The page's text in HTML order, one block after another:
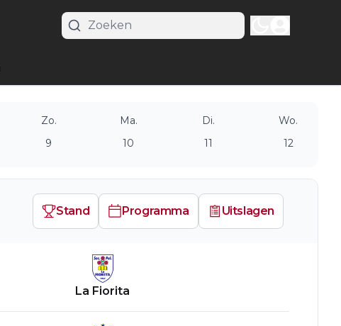
Zo.
9
Ma.
10
Di.
11
Wo.
12
Stand Programma Uitslagen
La Fiorita